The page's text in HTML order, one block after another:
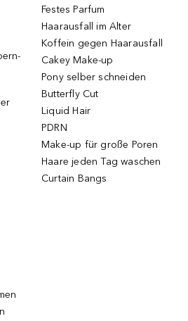
Festes Parfum
Haarausfall im Alter
Koffein gegen Haarausfall
Cakey Make-up
Pony selber schneiden
Butterfly Cut
Liquid Hair
PDRN
Make-up für große Poren
Haare jeden Tag waschen
Curtain Bangs